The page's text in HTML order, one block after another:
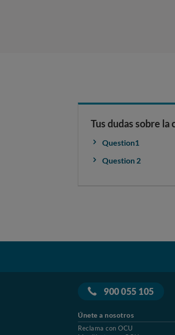
Tus dudas sobre la
Question1
Question 2
900 055 105
Únete a nosotros
Reclama con OCU